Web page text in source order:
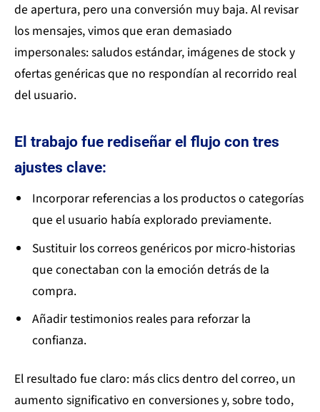
de apertura, pero una conversión muy baja. Al revisar
los mensajes, vimos que eran demasiado
impersonales: saludos estándar, imágenes de stock y
ofertas genéricas que no respondían al recorrido real
del usuario.
El trabajo fue rediseñar el flujo con tres
ajustes clave:
Incorporar referencias a los productos o categorías
que el usuario había explorado previamente.
Sustituir los correos genéricos por micro-historias
que conectaban con la emoción detrás de la
compra.
Añadir testimonios reales para reforzar la
confianza.
El resultado fue claro: más clics dentro del correo, un
aumento significativo en conversiones y, sobre todo,